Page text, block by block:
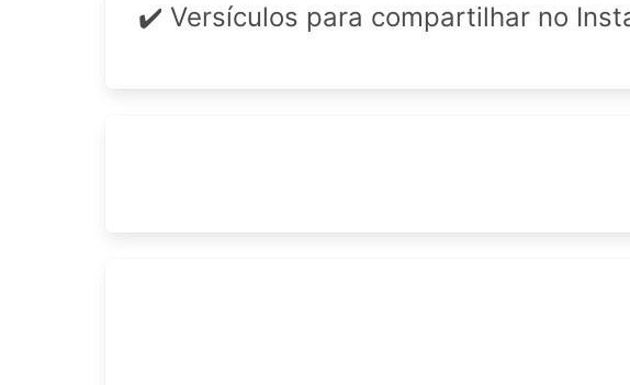
✔️ Versículos para compartilhar no